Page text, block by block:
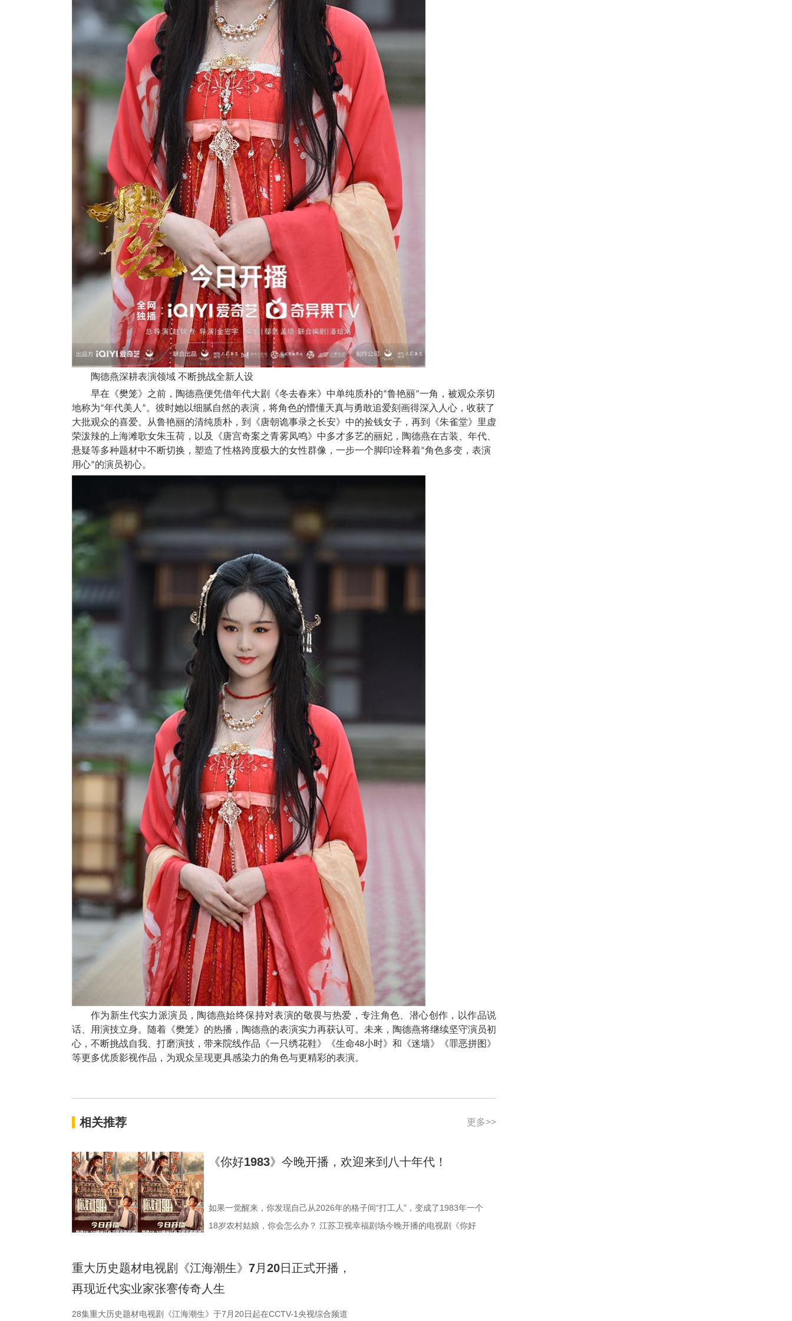
陶德燕深耕表演领域 不断挑战全新人设
早在《樊笼》之前，陶德燕便凭借年代大剧《冬去春来》中单纯质朴的“鲁艳丽”一角，被观众亲切
地称为“年代美人”。彼时她以细腻自然的表演，将角色的懵懂天真与勇敢追爱刻画得深入人心，收获了
大批观众的喜爱。从鲁艳丽的清纯质朴，到《唐朝诡事录之长安》中的捡钱女子，再到《朱雀堂》里虚
荣泼辣的上海滩歌女朱玉荷，以及《唐宫奇案之青雾凤鸣》中多才多艺的丽妃，陶德燕在古装、年代、
悬疑等多种题材中不断切换，塑造了性格跨度极大的女性群像，一步一个脚印诠释着“角色多变，表演
用心”的演员初心。
作为新生代实力派演员，陶德燕始终保持对表演的敬畏与热爱，专注角色、潜心创作，以作品说
话、用演技立身。随着《樊笼》的热播，陶德燕的表演实力再获认可。未来，陶德燕将继续坚守演员初
心，不断挑战自我、打磨演技，带来院线作品《一只绣花鞋》《生命48小时》和《迷墙》《罪恶拼图》
等更多优质影视作品，为观众呈现更具感染力的角色与更精彩的表演。
相关推荐 更多>>
《你好1983》今晚开播，欢迎来到八十年代！
如果一觉醒来，你发现自己从2026年的格子间“打工人”，变成了1983年一个
18岁农村姑娘，你会怎么办？ 江苏卫视幸福剧场今晚开播的电视剧《你好
领衔主演，他们将带领各位一起，在叫卖声、自行车铃铛声和早市的热气里，
旦，醉酒后的夏晓兰（周也 饰）独自瘫倒在自家客厅，房间里一片狼藉，正如
她此刻的人生。勤勤恳恳当了多年“打工人”，却因合同上的疏漏，给公司捅了
重大历史题材电视剧《江海潮生》7月20日正式开播，
再现近代实业家张謇传奇人生
28集重大历史题材电视剧《江海潮生》于7月20日起在CCTV-1央视综合频道